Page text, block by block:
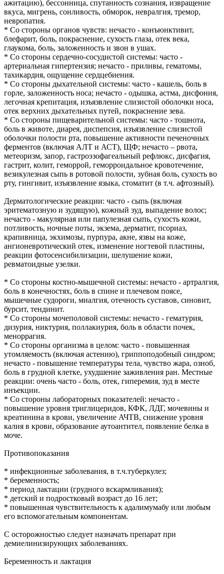
ажитацию), бессонница, спутанность сознания, извращение
вкуса, мигрень, сонливость, обморок, невралгия, тремор,
невропатия.
* Со стороны органов чувств: нечасто - конъюнктивит,
блефарит, боль, покраснение, сухость глаза, отек века,
глаукома, боль, заложенность и звон в ушах.
* Со стороны сердечно-сосудистой системы: часто -
артериальная гипертензия; нечасто - приливы, гематомы,
тахикардия, ощущение сердцебиения.
* Со стороны дыхательной системы: часто - кашель, боль в
горле, заложенность носа; нечасто - одышка, астма, дисфония,
легочная крепитация, изъязвление слизистой оболочки носа,
отек верхних дыхательных путей, покраснение зева.
* Со стороны пищеварительной системы: часто - тошнота,
боль в животе, диарея, диспепсия, изъязвление слизистой
оболочки полости рта, повышение активности печеночных
ферментов (включая АЛТ и АСТ), ЩФ; нечасто – рвота,
метеоризм, запор, гастроэзофагеальный рефлюкс, дисфагия,
гастрит, колит, геморрой, геморроидальное кровотечение,
везикулезная сыпь в ротовой полости, зубная боль, сухость во
рту, гингивит, изъязвление языка, стоматит (в т.ч. афтозный).
Дерматологические реакции: часто - сыпь (включая
эритематозную и зудящую), кожный зуд, выпадение волос;
нечасто - макулярная или папулезная сыпь, сухость кожи,
потливость, ночные поты, экзема, дерматит, псориаз,
крапивница, экхимозы, пурпура, акне, язвы на коже,
ангионевротический отек, изменение ногтевой пластины,
реакции фотосенсибилизации, шелушение кожи,
ревматоидные узелки.
* Со стороны костно-мышечной системы: нечасто - артралгия,
боль в конечностях, боль в спине и плечевом поясе,
мышечные судороги, миалгия, отечность суставов, синовит,
бурсит, тендинит.
* Со стороны мочеполовой системы: нечасто - гематурия,
дизурия, никтурия, поллакиурия, боль в области почек,
меноррагия.
* Со стороны организма в целом: часто - повышенная
утомляемость (включая астению), гриппоподобный синдром;
нечасто - повышение температуры тела, чувство жара, озноб,
боль в грудной клетке, ухудшение заживления ран. Местные
реакции: очень часто - боль, отек, гиперемия, зуд в месте
инъекции.
* Со стороны лабораторных показателей: нечасто -
повышение уровня триглицеридов, КФК, ЛДГ, мочевины и
креатинина в крови, увеличение АЧТВ, снижение уровня
калия в крови, образование аутоантител, появление белка в
моче.
Противопоказания
* инфекционные заболевания, в т.ч.туберкулез;
* беременность;
* период лактации (грудного вскармливания);
* детский и подростковый возраст до 16 лет;
* повышенная чувствительность к адалимумабу или любым
его вспомогательным компонентам.
С осторожностью следует назначать препарат при
демиелинизирующих заболеваниях.
Беременность и лактация